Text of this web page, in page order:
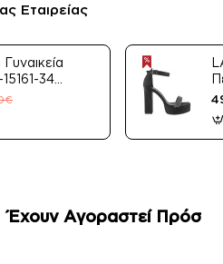
Εταιρείας
34
Έχουν Αγοραστεί